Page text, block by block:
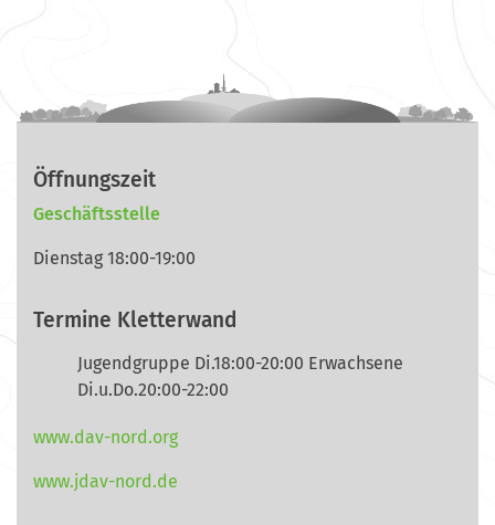
Öffnungszeit
Geschäftsstelle
Dienstag 18:00-19:00
Termine Kletterwand
Jugendgruppe Di.18:00-20:00 Erwachsene
Di.u.Do.20:00-22:00
www.dav-nord.org
www.jdav-nord.de